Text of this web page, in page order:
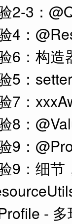
2-3：
4：
6：构造
5：
7：
8：
9：
9：细
-